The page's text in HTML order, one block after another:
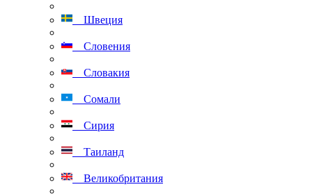
Швеция
Словения
Словакия
Сомали
Сирия
Таиланд
Великобритания